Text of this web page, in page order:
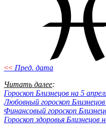
<< Пред. дата
Читать далее:
Гороскоп Близнецов на 5
Любовный гороскоп
Финансовый гороскоп
Гороскоп здоровья Близнецов